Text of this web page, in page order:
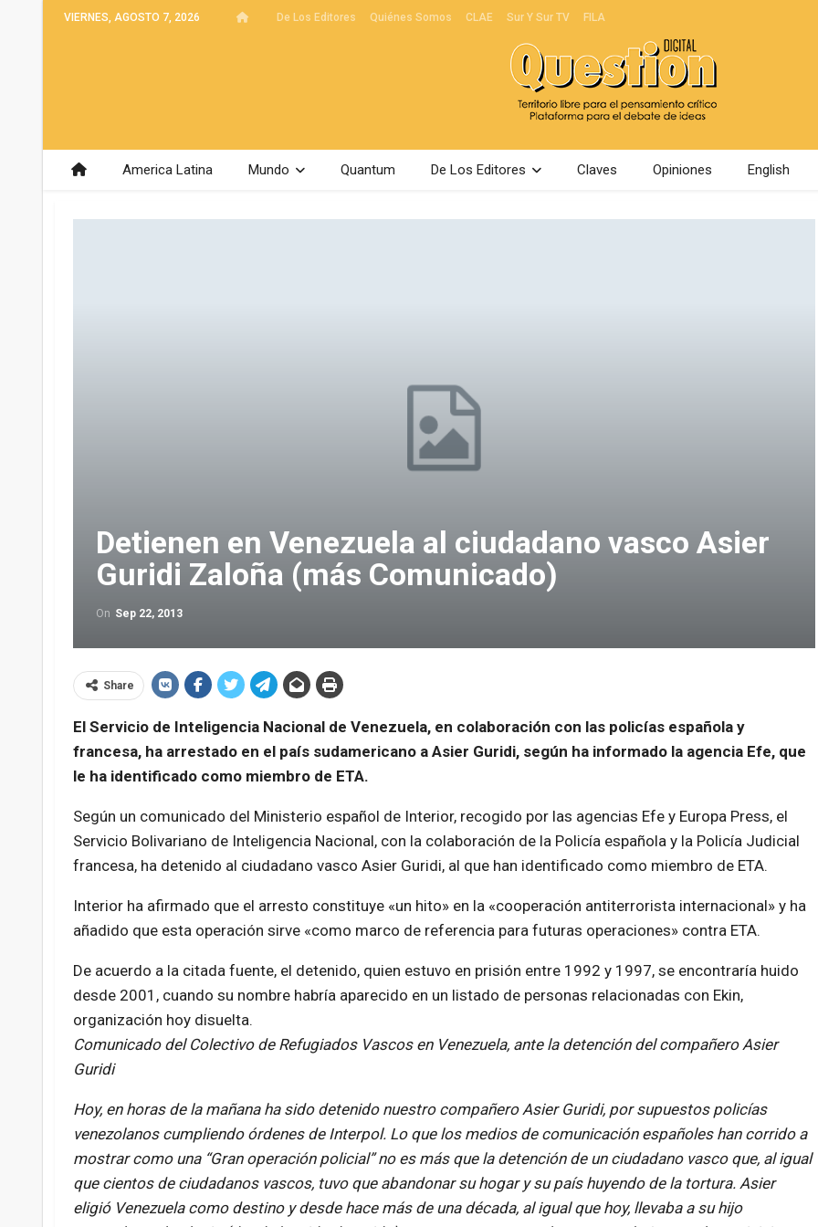
VIERNES, AGOSTO 7, 2026 De Los Editores Quiénes Somos CLAE Sur Y Sur TV FILA
America Latina Mundo Quantum De Los Editores Claves Opiniones English
Detienen en Venezuela al ciudadano vasco Asier
Guridi Zaloña (más Comunicado)
On Sep 22, 2013
Share
El Servicio de Inteligencia Nacional de Venezuela, en colaboración con las policías española y
francesa, ha arrestado en el país sudamericano a Asier Guridi, según ha informado la agencia Efe, que
le ha identificado como miembro de ETA.
Según un comunicado del Ministerio español de Interior, recogido por las agencias Efe y Europa Press, el
Servicio Bolivariano de Inteligencia Nacional, con la colaboración de la Policía española y la Policía Judicial
francesa, ha detenido al ciudadano vasco Asier Guridi, al que han identificado como miembro de ETA.
Interior ha afirmado que el arresto constituye «un hito» en la «cooperación antiterrorista internacional» y ha
añadido que esta operación sirve «como marco de referencia para futuras operaciones» contra ETA.
De acuerdo a la citada fuente, el detenido, quien estuvo en prisión entre 1992 y 1997, se encontraría huido
desde 2001, cuando su nombre habría aparecido en un listado de personas relacionadas con Ekin,
organización hoy disuelta.
Comunicado del Colectivo de Refugiados Vascos en Venezuela, ante la detención del compañero Asier
Guridi
Hoy, en horas de la mañana ha sido detenido nuestro compañero Asier Guridi, por supuestos policías
venezolanos cumpliendo órdenes de Interpol. Lo que los medios de comunicación españoles han corrido a
mostrar como una “Gran operación policial” no es más que la detención de un ciudadano vasco que, al igual
que cientos de ciudadanos vascos, tuvo que abandonar su hogar y su país huyendo de la tortura. Asier
eligió Venezuela como destino y desde hace más de una década, al igual que hoy, llevaba a su hijo